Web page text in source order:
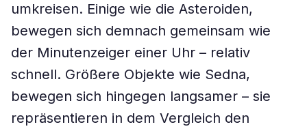
umkreisen. Einige wie die Asteroiden,
bewegen sich demnach gemeinsam wie
der Minutenzeiger einer Uhr – relativ
schnell. Größere Objekte wie Sedna,
bewegen sich hingegen langsamer – sie
repräsentieren in dem Vergleich den